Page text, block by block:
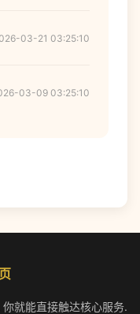
03-21 03:25:10
03-09 03:25:10
就能直接触达核心服务.